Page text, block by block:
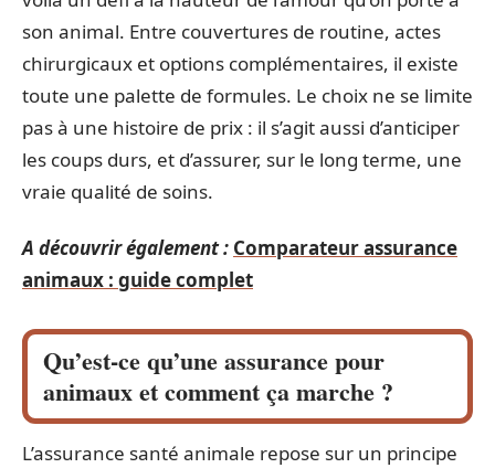
son animal. Entre couvertures de routine, actes
chirurgicaux et options complémentaires, il existe
toute une palette de formules. Le choix ne se limite
pas à une histoire de prix : il s’agit aussi d’anticiper
les coups durs, et d’assurer, sur le long terme, une
vraie qualité de soins.
A découvrir également : Comparateur assurance
animaux : guide complet
Qu’est-ce qu’une assurance pour
animaux et comment ça marche ?
L’assurance santé animale repose sur un principe